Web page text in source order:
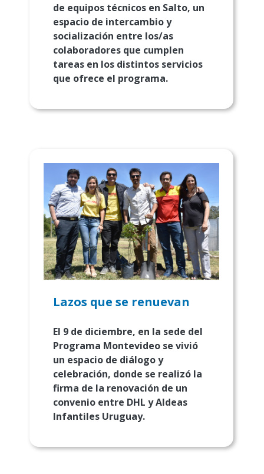
de equipos técnicos en Salto, un
espacio de intercambio y
socialización entre los/as
colaboradores que cumplen
tareas en los distintos servicios
que ofrece el programa.
Lazos que se renuevan
El 9 de diciembre, en la sede del
Programa Montevideo se vivió
un espacio de diálogo y
celebración, donde se realizó la
firma de la renovación de un
convenio entre DHL y Aldeas
Infantiles Uruguay.